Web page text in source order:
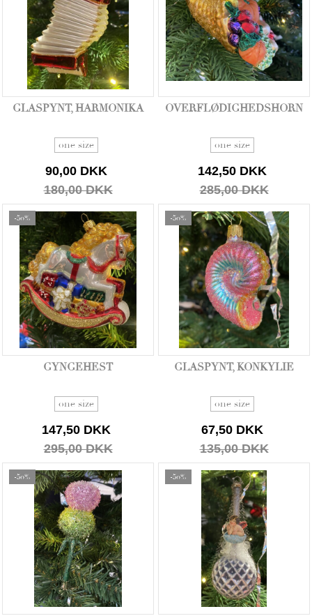
GLASPYNT, HARMONIKA
one size
90,00 DKK
180,00 DKK
OVERFLØDIGHEDSHORN
one size
142,50 DKK
285,00 DKK
-50%
GYNGEHEST
one size
147,50 DKK
295,00 DKK
-50%
GLASPYNT, KONKYLIE
one size
67,50 DKK
135,00 DKK
-50% -50%